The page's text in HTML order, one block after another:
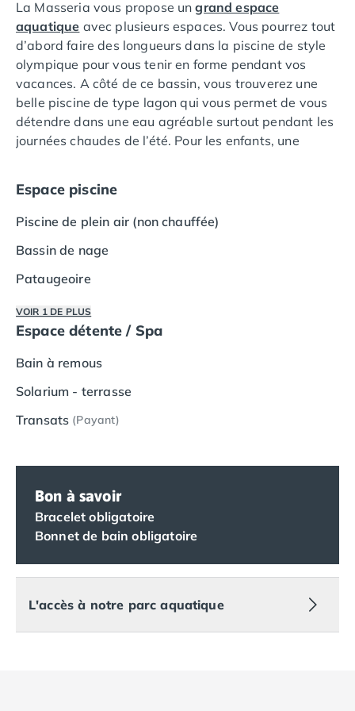
Camping Languedoc-Roussillon
Camping Aude
Camping Gruissan
Camping Narbonne-Plage
Camping Sigean
Camping Gard
Camping Aigues-Mortes
Camping Grau-du-Roi
Camping Hérault
Camping Béziers
Camping La Grande Motte
Camping Montpellier
Camping Sète
Camping Valras-Plage
Camping Vias-Plage
Camping Argelès-sur-Mer
Camping Canet-en-Roussillon
Camping Saint-Cyprien
Camping Limousin
Camping Corrèze
Camping Aveyron
La Masseria vous propose ungrand espace
aquatique avec plusieurs espaces. Vous pourrez tout
d’abord faire des longueurs dans la piscine de style
olympique pour vous tenir en forme pendant vos
vacances. A côté de ce bassin, vous trouverez une
belle piscine de type lagon qui vous permet de vous
détendre dans une eau agréable surtout pendant les
journées chaudes de l’été. Pour les enfants, une
sécurité. Tous les bassins sont reliés entre eux
directement mais aussi par des ponts à l’extérieur
le camping vous propose un bel espace solarium
avec transats et parasols (payant) mais il y a aussi
serviette.
Espace piscine
Piscine de plein air (non chauffée)
Bassin de nage
Pataugeoire
VOIR 1 DE PLUS
Espace détente / Spa
Bain à remous
Solarium - terrasse
Transats (Payant)
Bon à savoir
Bracelet obligatoire
Bonnet de bain obligatoire
L'accès à notre parc aquatique